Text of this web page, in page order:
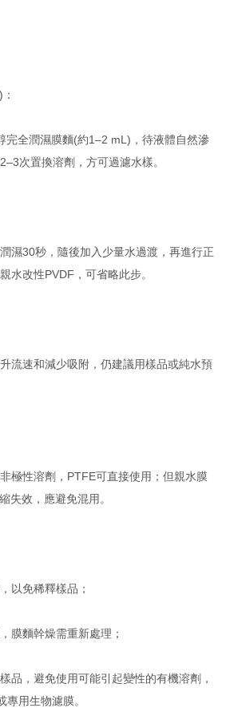
全潤濕膜麵(約1–2 mL)，待液體自然滲
次置換溶劑，方可過濾水樣。
30秒，隨後加入少量水過渡，再進行正
水改性PVDF，可省略此步。
速和減少吸附，仍建議用樣品或純水預
性溶劑，PTFE可直接使用；但親水膜
失效，應避免混用。
免稀釋樣品；
麵幹燥需重新處理；
，避免使用可能引起變性的有機溶劑，
用生物濾膜。